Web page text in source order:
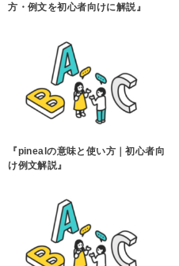
方・例文を初心者向けに解説』
『pinealの意味と使い方｜初心者向
け例文解説』